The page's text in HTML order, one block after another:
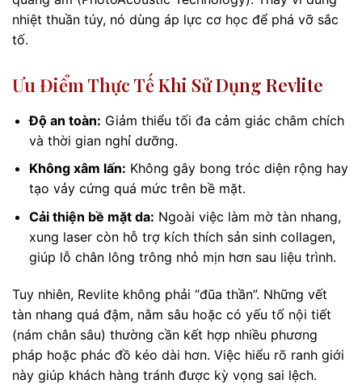
nhiệt thuần túy, nó dùng áp lực cơ học để phá vỡ sắc
tố.
Ưu Điểm Thực Tế Khi Sử Dụng Revlite
Độ an toàn: Giảm thiểu tối đa cảm giác châm chích
và thời gian nghỉ dưỡng.
Không xâm lấn: Không gây bong tróc diện rộng hay
tạo vảy cứng quá mức trên bề mặt.
Cải thiện bề mặt da: Ngoài việc làm mờ tàn nhang,
xung laser còn hỗ trợ kích thích sản sinh collagen,
giúp lỗ chân lông trông nhỏ mịn hơn sau liệu trình.
Tuy nhiên, Revlite không phải “đũa thần”. Những vết
tàn nhang quá đậm, nằm sâu hoặc có yếu tố nội tiết
(nám chân sâu) thường cần kết hợp nhiều phương
pháp hoặc phác đồ kéo dài hơn. Việc hiểu rõ ranh giới
này giúp khách hàng tránh được kỳ vọng sai lệch.